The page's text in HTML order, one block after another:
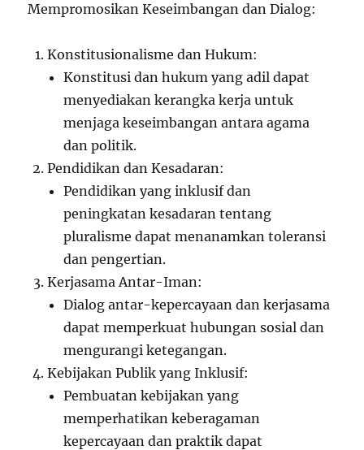
Mempromosikan Keseimbangan dan Dialog:
Konstitusionalisme dan Hukum:
Konstitusi dan hukum yang adil dapat
menyediakan kerangka kerja untuk
menjaga keseimbangan antara agama
dan politik.
Pendidikan dan Kesadaran:
Pendidikan yang inklusif dan
peningkatan kesadaran tentang
pluralisme dapat menanamkan toleransi
dan pengertian.
Kerjasama Antar-Iman:
Dialog antar-kepercayaan dan kerjasama
dapat memperkuat hubungan sosial dan
mengurangi ketegangan.
Kebijakan Publik yang Inklusif:
Pembuatan kebijakan yang
memperhatikan keberagaman
kepercayaan dan praktik dapat